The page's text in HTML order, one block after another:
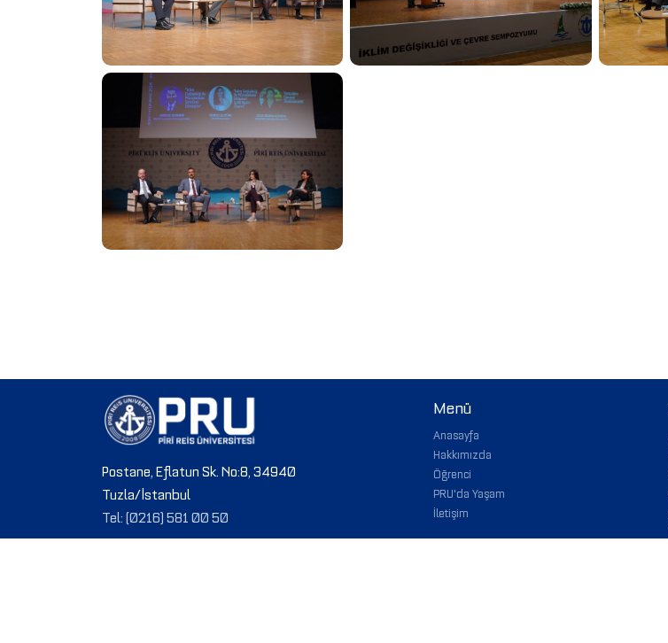
Postane, Eflatun Sk. No:8, 34940
Tuzla/İstanbul
Tel: (0216) 581 00 50
Menü
Anasayfa
Hakkımızda
Öğrenci
PRU'da Yaşam
İletişim